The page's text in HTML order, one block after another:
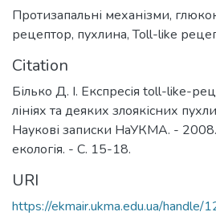
Протизапальні механізми,
рецептор, пухлина,Toll-likе
Citation
Білько Д. І. Експресія toll-like-
лініях та деяких злоякісних
Наукові записки НаУКМА. - 2008.
екологія. - С. 15-18.
URI
https://ekmair.ukma.edu.ua/